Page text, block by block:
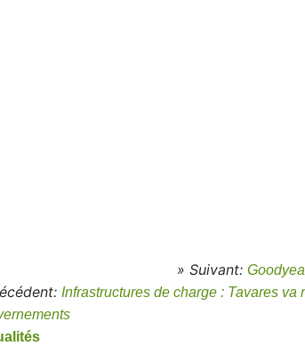
» Suivant:
Infrastructures de charge : Tavares va